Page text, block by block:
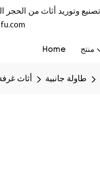
Home منتج
أثاث طاولة جانبية